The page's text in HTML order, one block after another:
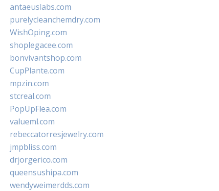
antaeuslabs.com
purelycleanchemdry.com
WishOping.com
shoplegacee.com
bonvivantshop.com
CupPlante.com
mpzin.com
stcreal.com
PopUpFlea.com
valueml.com
rebeccatorresjewelry.com
jmpbliss.com
drjorgerico.com
queensushipa.com
wendyweimerdds.com